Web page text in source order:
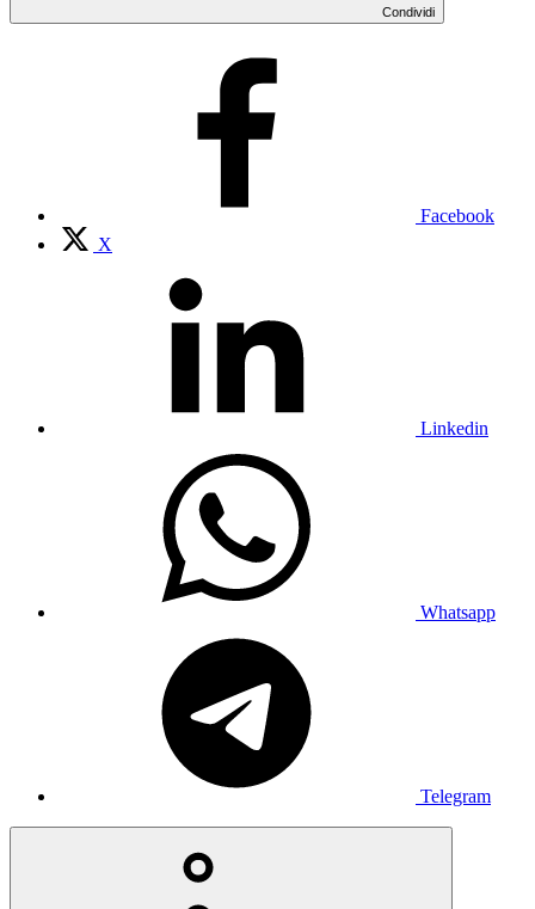
Condividi
Facebook
X
Linkedin
Whatsapp
Telegram